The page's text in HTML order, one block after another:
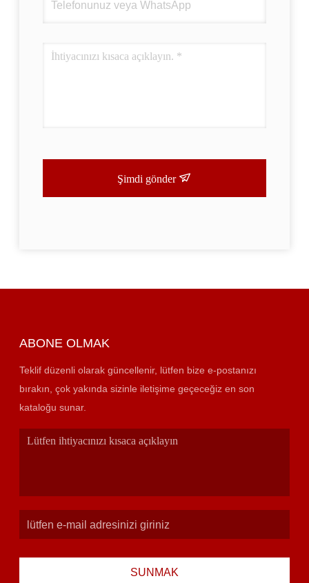
Şimdi gönder
ABONE OLMAK
Teklif düzenli olarak güncellenir, lütfen bize e-postanızı
bırakın, çok yakında sizinle iletişime geçeceğiz en son
kataloğu sunar.
SUNMAK